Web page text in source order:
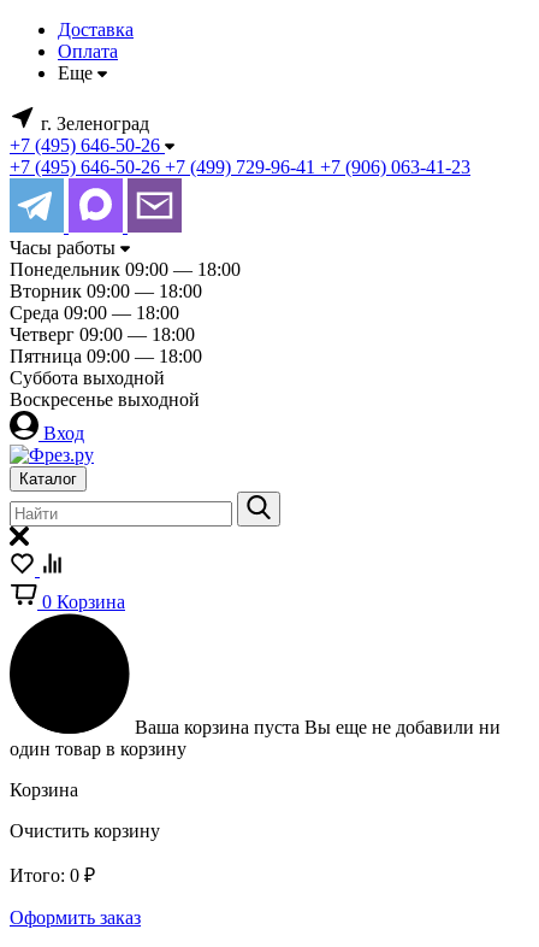
Доставка
Оплата
Еще
г. Зеленоград
+7 (495) 646-50-26
+7 (495) 646-50-26 +7 (499) 729-96-41 +7 (906) 063-41-23
Часы работы
Понедельник 09:00 — 18:00
Вторник 09:00 — 18:00
Среда 09:00 — 18:00
Четверг 09:00 — 18:00
Пятница 09:00 — 18:00
Суббота выходной
Воскресенье выходной
Вход
Каталог
0 Корзина
Ваша корзина пуста Вы еще не добавили ни
один товар в корзину
Корзина
Очистить корзину
Итого: 0 ₽
Оформить заказ